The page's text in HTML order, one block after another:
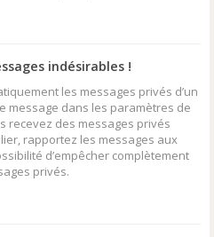
indésirables !
les messages privés d’un
message dans les paramètres de
recevez des messages privés
rapportez les messages aux
d’empêcher complètement
privés.